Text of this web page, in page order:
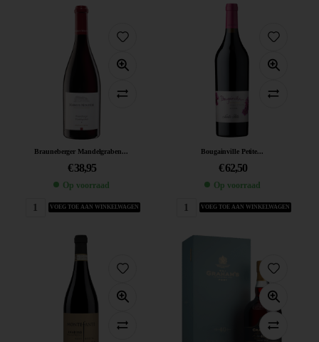
Brauneberger Mandelgraben...
€38,95
Op voorraad
VOEG TOE AAN WINKELWAGEN
Bougainville Petite...
€62,50
Op voorraad
VOEG TOE AAN WINKELWAGEN